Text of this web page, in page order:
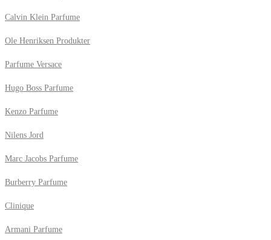
Calvin Klein Parfume
Ole Henriksen Produkter
Parfume Versace
Hugo Boss Parfume
Kenzo Parfume
Nilens Jord
Marc Jacobs Parfume
Burberry Parfume
Clinique
Armani Parfume